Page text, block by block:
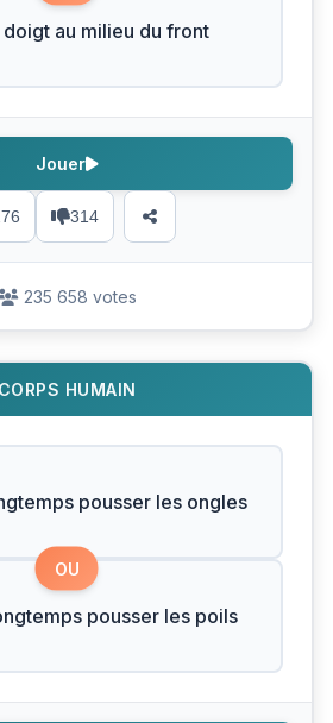
au milieu du front
314
Jouer
235 658 votes
CORPS HUMAIN
pousser les ongles
OU
pousser les poils